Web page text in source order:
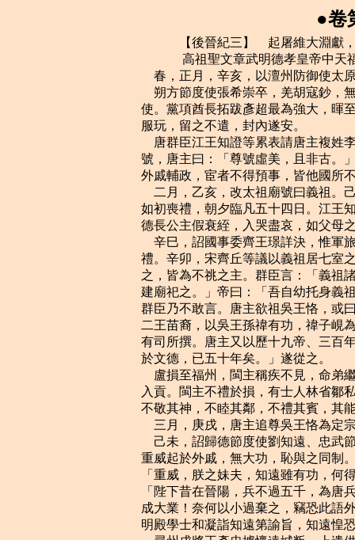
●卷
　　【後晉紀三】　起屠維大淵獻，盡重光赤奮若，凡三年。
    　　 高祖聖文章武明德孝皇帝中天福四年（己亥，公元九三九年）
    春，正月，辛亥，以澶州防御使太原張從恩為樞密副使。
    朔方節度使張希崇卒，羌胡寇鈔，無復畏憚。甲寅，以義成節度使馮暉為朔方節度
使。黨項酋長拓跋彥超最為強大，暉至，彥超入賀，暉厚遇之，因為於城中治第，豐其
服玩，留之不遣，封內遂安。
    唐群臣江王知證等累表請唐主複姓李，立唐宗廟，乙丑，唐主許之。群臣又請上尊
號，唐主曰：「尊號虛美，且非古。」遂不受。其後子孫皆踵其法，不受尊號，又不以
外戚輔政，宦者不得預事，皆他國所不及也。
    二月，乙亥，改太祖廟號曰義祖。己卯，唐主為李氏考妣發哀，與皇後斬衰居廬，
如初喪禮，朝夕臨凡五十四日。江王知證、饒王知諤請亦服斬衰；不許。李建勳之妻廣
德長公主假衰絰，入哭盡哀，如父母之喪。
    辛巳，詔國事委齊王璟詳決，惟軍旅以聞。庚寅，唐主更名□。詔百官議二祚合享
禮。辛卯，宋齊丘等議以義祖居七室之東。唐主命居高祖於西室，太宗次之，義祖又次
之，皆為不祧之主。群臣言：「義祖諸侯，不宜與高祖、太宗同享，請於太廟正殿後別
建廟祀之。」帝曰：「吾自幼托身義祖，向非義祖有功於吳，朕安能啟此中興之業？」
群臣乃不敢言。唐主欲祖吳王恪，或曰：「恪誅死，不若祖鄭王無懿。」唐主命有司考
二王苗裔，以吳王孫禕有功，禕子峴為宰相，遂祖吳王，雲自峴五世至父榮。其名率皆
有司所撰。唐主又以歷十九帝、三百年，疑十世太少。有司曰：「三十年為世，陛下生
於文德，已五十年矣。」遂從之。
    盧損至福州，閩主稱疾不見，命弟繼恭主之。遺其禮部員外郎鄭元弼奉繼恭表隨損
入貢。閩主不禮於損，有士人林省鄒私謂損曰：「吾主不事其君，不愛其親，不恤其民，
不敬其神，不睦其鄰，不禮其賓，其能久乎！余將僧服而北逃，會相見於上國耳。」
    三月，庚戌，唐主追尊吳王恪為定宗孝靜皇帝，自曾祖以下皆追尊廟號及謚。
    己未，詔歸德節度使劉知遠、忠武節度使杜重威並加同平章事。知遠自以有佐命功，
重威起於外戚，無大功，恥與之同制。制下數日，杜門四表辭不受。帝怒，謂趙瑩曰：
「重威，朕之妹夫，知遠雖有功，何得堅拒制命！可落軍權，令歸私第！」瑩拜請曰：
「陛下昔在晉陽，兵不過五千，為唐兵十餘萬所攻，危於朝露，非知遠心如鐵石，豈能
成大業！奈何以小過棄之，竊恐此語外聞，非所以彰人君之大度也。」帝意乃解，命端
明殿學士和凝詣知遠第諭旨，知遠惶恐，起受命。
    尋州戌將王彥忠據懷遠城叛，上遣供奉官齊延祚往招諭之；彥忠降，延祚殺之。上
怒曰：「朕踐祚以來，未嘗失信於人，彥忠已輸仗出迎，延祚何得擅殺之！」除延祚名，
重杖配流，議者猶以為延祚不應免死。
    辛酉，冊回鶻可汗仁美為奉化可汗。
    夏，四月，唐江王徐知證等請亦姓李；不許。
    辛巳，唐主祀南郊；癸未，大赦。
    梁太祖以來，軍國大政，天子多與崇政、樞密使議，宰相受成命，行制敕，講典故，
治文事而已。帝懲唐明宗之世安重誨專橫，故即位之初，但命桑維翰兼樞密使。及劉處
讓為樞密使，奏對多不稱旨，會處讓遭母喪，甲申，廢樞密院，以印付中書，院事皆委
宰相分判。以副使張從恩為宣徽使，直學士、倉部郎中司徒詡、工部郎中顏衎並罷守本
官。然勳臣近習不知大體，習於故事，每欲復之。
    帝以唐之大臣除名在兩京者皆貧悴，復以李專美為贊善大夫，丙戌，以韓昭胤為兵
部尚書，馬胤孫為太子賓客，房暠為右驍衛大將軍，並致仕。閩主忌其叔父前建州刺史
延武、戶部尚書延望才名，巫者林興與延武有怨，托鬼神語雲：「延武、延望將為變。」
閩主不復詰，使興帥壯士就第殺之，並其五子。閩主用陳守元言，作三清殿於禁中，以
黃金數千斤鑄寶皇大帝、天尊、老君像，晝夜作樂，焚香禱祀，求神丹。政無大小，皆
林興傳寶皇命決之。
    戊申，加楚王希范天策上將軍，賜印，聽開府置官屬。
    辛亥，唐徙吉王景遂為壽王，立壽陽公景達為宣城王。
    乙卯，唐鎮海節度使兼中書令梁懷王徐知諤卒。
    唐人遷讓皇之族於泰州，號永寧宮，防衛甚嚴。康化節度使兼中書令楊珙稱疾，罷
歸永寧宮。乙丑，以平盧節度使兼中書令楊璉為康化節度使；璉固辭，請終喪，從之。
    唐主將立齊王璟為太子，固辭；乃以為諸道兵馬大元帥、判六軍諸衛、守太尉、錄
尚書事、升、揚二州牧。
    閩判六軍諸衛建王繼嚴得士心，閩主忌之，六月，罷其兵柄，更名繼裕；以弟繼鏞
判六軍，去諸衛字。林興詐覺，流泉州。望氣者言宮中有災，乙未，閩主徙居長春宮。
    秋，七月，庚子朔，日有食之。
    成德節度使安重榮出於行伍，性粗率，恃勇驕暴，每謂人曰：「今世天子，兵強馬
壯則為之耳。」府廨有幡竿高數十尺，嘗挾弓矢謂左右曰：「我能中竿上龍首者，必有
天命。」一發中之，以是益自負。帝之遣重榮代秘瓊也，戒之曰：「瓊不受代，當別除
汝一鎮，勿以力取，恐為患滋深。」重榮由是以帝為怯，謂人曰：「秘瓊匹夫耳，天子
尚畏之，況我以將相之重，士馬之眾乎！」每所奏請多逾分，為執政所可否，意憤憤不
快，乃聚亡命，市戰馬，有飛揚之志。帝知之，義武節度使皇甫遇與重榮姻家，甲辰，
徙遇為昭義節度使。
    乙巳，閩北宮火，焚宮殿殆盡。
    戊申，薛融等上所定編敕，行之。
    丙辰，敕：「先令天下公私鑄錢，今私錢多用鉛錫，小弱缺薄，宜皆禁之，專令官
司自鑄。」
    西京留守楊光遠疏中書侍郎、同平章事桑維翰遷除不公及營邸肆於兩都，與民爭利；
帝不得已，閏月，壬申，出維翰為彰德節度使兼侍中。
    初，義武節度使王處直子威，避王都之難，亡在契丹，至是，義武缺帥，契丹主遣
使來言，「請使威襲父土地，如我朝之法。」帝辭以「中國之法必自刺史、團練、防御
序遷乃至節度使，請遣威至此，漸加進用。」契丹主怒，復遣使來言曰：「爾自節度使
為天子，亦有階級邪！」帝恐其滋蔓不已，厚賂契丹，且請以處直兄孫彰德節度使廷胤
為義武節度使以厭其意。契丹怒稍解。
    初，閩惠宗以太祖元從為拱宸、按鶴都，及康宗立，更募壯士二千人為腹心，號宸
衛都，祿賜皆厚於二都；或言二都怨望，將作亂，閩主欲分隸漳、泉二州，二都益怒。
閩主好為長夜之飲，強群臣酒，醉則令左右伺其過失；從弟繼隆醉失禮，斬之。屢以猜
怒誅宗室，叔父左僕射、同平章事延羲陽為狂愚以避禍，閩主賜以道士服，置武夷山中；
尋復召還，幽於私第。閩主數侮拱宸、控鶴軍使永泰硃文進、光山連重遇，二人怨之。
會北宮火，求賊不獲；閩主命重遇將內外營兵掃除餘燼，日役萬人，士卒甚苦之。又疑
重遇知縱火之謀，欲誅之；內學士陳郯私告重遇。辛巳夜，重遇入直，帥二都兵焚長春
宮以攻閩主，使人迎延羲於瓦礫中，呼萬歲；復召外營兵共攻閩主；獨宸衛都拒戰，閩
主乃與李後如宸衛都。比明，亂兵焚宸衛都，宸衛都戰敗，餘眾千餘人奉閩主及李後出
北關，至梧桐嶺，眾稍逃散。延羲使兄子前汀州剌史繼業將兵追之，及於村捨；閩主素
善射，引弓殺數人。俄而追兵雲集，閩主知不免，投弓謂繼業曰：「卿臣節安在！」繼
業曰：「君無君德，臣安有臣節！新君，叔父也，舊君，昆弟也，孰親孰疏？」閩主不
復言。繼業與之俱還，至陀莊，飲以酒，醉而縊之，並李後及諸子、王繼恭皆死。宸衛
餘眾奔吳越。延羲自稱威武節度使、閩國王，更名曦，改元永隆，赦系囚，頒賚中外。
以宸衛弒閩主赴於鄰國；謚閩主曰聖神英睿文明廣武應道大弘孝皇帝，廟號康宗。遣商
人間道奉表稱籓於晉；然其在國，置百官皆如天子之制。以太子太傅致仕李真為司空兼
中書侍郎、同平章事。連重遇之攻康宗也，陳守元在宮中，易服將逃，兵人殺之。重遇
執蔡守蒙，數以賣官之罪而斬之。閩王曦既立，遣使誅林興於泉州。
    河決亳州。
    八月，辛丑，以馮道守司徒兼侍中。壬寅，詔中書知印止委上相，由是事無鉅細，
悉委於道。帝嘗訪以軍謀，對曰：「征伐大事，在聖心獨斷。臣書生，惟知謹守歷代成
規而已。」帝以為然。道嘗稱疾求退，帝使鄭王重貴詣第省之，曰：「來日不出，朕當
親往。」道乃出視事。當時寵遇，群臣無與為比。
    己酉，以吳越王元璟為天下兵馬元帥。
    黔南巡內溪州刺史彭士愁引蔣、錦州蠻萬餘人寇辰、澧州，焚掠鎮戍，遣使乞師於
蜀；蜀主以道遠，不許。九月，辛未，楚王希范命左靜江指揮使劉勍、決勝指揮使廖匡
齊帥衡山兵五千討之。
    癸未，以唐許王從益為郇國公，奉唐祀。從益尚幼，李後養從益於宮中，奉王淑妃
如事母。
    冬，十月，庚戌，閩康宗所遣使者鄭元弼至大梁。康宗遺執政書曰：「閩國一從興
運，久歷年華，見北辰之帝座頻移，致東海之風帆多阻。」又求用敵國禮致書往來。帝
怒其不遜，壬子，詔卻其貢物及福、建諸州綱運，並令元弼及進奏官林恩部送速歸。兵
部員外郎李知損上言：「王昶僭慢，宜執留使者，籍沒其貨。」乃下元弼、恩獄。
    吳越恭穆夫人馬氏卒。夫人，雄武節度使綽之女也。初，武肅王鏐禁中外畜聲妓，
文穆王元瓘年三十餘無子，夫人為之請於鏐，鏐喜曰：「吾家祭祀，汝實主之。」乃聽
元璟納妾。鹿氏，生弘僔、弘倧；許氏，生弘佐；吳氏，生弘人叔；眾妾生弘偡，弘億、
弘儀、弘偓、弘仰、弘信；夫人撫視慈愛如一。常置銀鹿於帳前，坐諸兒於上而弄之。
    十一月，戊子，契丹遣其臣遙折來使，遂如吳越。
    楚王希范始開天策府，置護軍都尉、領軍司馬等官，以諸弟及將校為之。又以幕僚
拓跋恆、李弘皋、廖匡圖、徐仲雅等十八人為學士。
    劉勍等進攻溪州，彭士愁兵敗，棄州走保山寨；石崖四絕，勍為梯棧上圍之。廖匡
齊戰死，楚王希范遣吊其母，其母不哭，謂使者曰：「廖氏三百口受王溫飽之賜，舉族
效死，未足以報，況一子乎！願王無以為念。」王以其母為賢，厚恤其家。
    十二月，丙戌，禁刱造佛寺。
    閩王作新宮，徙居之。
    是歲，漢門下侍郎、同平章事趙光裔言於漢主曰：「自馬後崩，未嘗通使於楚，親
鄰舊好，不可忘也。」因薦諫議大夫李紓可以將命，漢主從之；楚亦遣使報聘。光裔相
漢二十餘年，府庫充實，邊境無虞。及卒，漢主復以其子翰林學士承旨、尚書左丞損為
門下侍郎、同平章事。
    　　 高祖聖文章武明德孝皇帝中天福五年（庚子，公元九四零年）
    春，正月，帝引見閩使鄭元弼等。元弼曰：「王昶蠻夷之君，不知禮義，陛下得其
善言不足喜，惡言不足怒。臣將命無狀，願伏鈇鍎以贖昶罪。」帝憐之，辛未，詔釋元
弼等。
    楚劉勍等因大風，以火箭焚彭士愁寨而攻之，士愁帥麾下逃入獎、錦深山，乙未，
遣其子師暠帥諸酋長納溪、錦、獎三州印，請降於楚。
    二月，庚戌，北都留守、同平章事安彥威入朝，上曰：「吾所重者信與義。昔契丹
以義救我，我今以信報之；聞其徵求不已，公能屈節奉之，深稱朕意。」對曰：「陛下
以蒼生之故，猶卑辭厚幣以事之，臣何屈節之有！」上悅。劉勍引兵還長沙。楚王希范
徙溪州於便地，表彭士愁為溪州刺史，以劉勍為錦州刺史；自是群蠻服於楚。希范自謂
伏波之後，以銅五千斤鑄柱，高丈二尺，入地六尺，銘誓狀於上，立之溪州。
    唐康化節度使兼中書令楊璉謁平陵還，一夕，大醉，卒於舟中，唐主追封謚曰弘農
靖王。
    閩王曦既立，驕淫苛虐，猜忌宗族，多尋舊怨。其弟建州刺史延政數以書諫之，曦
怒，復書罵之；遣親吏業翹監建州軍，教練使杜漢崇監南鎮軍，二人爭捃延政陰事告於
曦，由是兄弟積相猜恨。一日，翹與延政議事不葉，翹訶之曰：「公反邪！」延政怒，
欲斬翹；翹奔南鎮，延政發兵就攻之，敗其戍兵。翹、漢崇奔福州，西鄙戍兵皆潰。
    二月，曦遣統軍使潘師逵、吳行真將兵四萬擊延政。師逵軍於建州城西，行真軍於
城南，皆阻水置營，焚城外廬捨。延政求救於吳越，壬戌，吳越王元瓘遣寧國節度使、
同平章事仰仁詮、內都監使薛萬忠將兵四萬救之，丞相林鼎諫，不聽。三月，戊辰，師
逵分兵三千，遣都軍使蔡弘裔將之出戰，延政遣其將林漢徹等敗之於茶山，斬首千餘級。
    安彥威、王建立皆請致仕；不許。辛未，以歸德節度使、侍衛馬步都指揮使、同平
章事劉知遠為鄴都留守，徙彥威為歸德節度使，加兼侍中。癸酉，徙建立為昭義節度使，
進爵韓王；以建立遼州人，割遼、沁二州隸昭義。徙建雄節度使李德珫為北都留守。山
南東道節度使，同平章事安從進恃其險固，陰蓄異謀，擅邀取湖南貢物，招納亡命，增
廣甲卒；元隨都押牙王令謙、押牙潘知麟諫，皆殺之。及王建立徙潞州，帝使問之曰：
「朕虛青州以待卿，卿有意則降制。」從進對曰：「若移青州置漢南，臣即赴鎮。」帝
亦不之責。
    丁丑，王延政募敢死士千餘人，夜涉水，潛入潘師逵壘，因風縱火，城上鼓噪以應
之，戰棹都頭建安陳誨殺師逵，其眾皆潰。戊寅，引兵欲攻吳行真寨，建人未涉水，行
真及將士棄營走，死者萬人。延政乘勝取永平、順昌二城。自是建州之兵始盛。
    夏，四月，蜀太保兼門下侍郎、同平章事趙季良請與門下侍郎、同平章事毋昭裔，
中書侍郎、同平章事張業分判三司，癸卯，蜀主命季良判戶部，昭裔判鹽鐵，業判度支。
    庚戌，以前橫海節度使馬全節為安遠節度使。
    甲子，吳越孝獻世子弘僔卒。
    吳越仰仁詮等兵至建州，王延政以福州兵已敗去，奉牛酒犒之，請班師；仁詮等不
從，營於城之西北。延政懼，復遣使乞師於閩王。閩王以泉州刺史王繼業為行營都統，
將兵二萬救之；且移書責吳越，遣輕兵絕吳越糧道。會久雨，吳越軍食盡，五月，延政
遣兵出擊，大破之，俘斬以萬計。癸未，仁詮等詮遁。
    胡漢筠既違詔命不詣闕，又聞賈仁沼二子欲訴諸朝；及除馬全節鎮安州代李金全，
漢筠紿金全曰：「進奏吏遣人倍道來言，朝廷俟公受代，即按賈仁沼死狀，以為必有異
圖。」金全大懼。漢筠因說金全拒命，自歸於唐；金全從之。丙戌，帝聞金全叛，命馬
全節以汴、洛、汝、鄭、單、宋、陳、蔡、曹、濮、申、唐之兵討之，以保大節度使安
審暉為之副。審暉，審琦之兄也。李金全遣推官張緯奉表請降於唐，唐主遣鄂州屯營使
李承裕、段處恭將兵三千逆之。
    唐主遣客省使尚全恭如閩，和閩王曦及王延政。六月，延政遣牙將及女奴持誓書及
香爐至福州，與曦盟於宣陵。然兄弟相猜恨猶如故。
    癸卯，唐李承裕等引兵至安州。是夕，李金全將麾下數百人詣唐軍